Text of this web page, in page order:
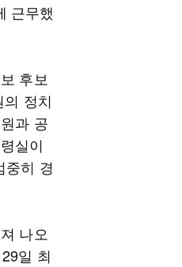
근무했
후보
정치
과 공
실이
중히 경
나오
일 최